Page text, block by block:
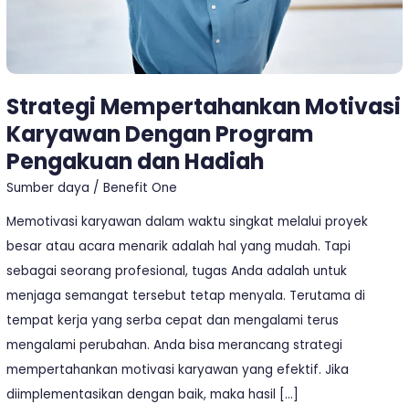
Strategi Mempertahankan Motivasi
Karyawan Dengan Program
Pengakuan dan Hadiah
Sumber daya /Benefit One
Memotivasi karyawan dalam waktu singkat melalui proyek
besar atau acara menarik adalah hal yang mudah. Tapi
sebagai seorang profesional, tugas Anda adalah untuk
menjaga semangat tersebut tetap menyala. Terutama di
tempat kerja yang serba cepat dan mengalami terus
mengalami perubahan. Anda bisa merancang strategi
mempertahankan motivasi karyawan yang efektif. Jika
diimplementasikan dengan baik, maka hasil […]